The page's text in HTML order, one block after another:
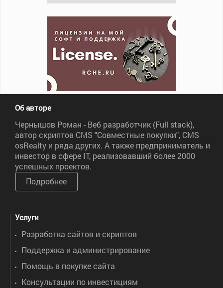
Об авторе
Чернышов Роман - Веб разработчик (Full stack),
автор скриптов CMS "Совместные покупки", CMS
osRealty и ряда других. А также предприниматель и
инвестор в сфере IT, реализовавший более 2000
успешных проектов.
Подробнее
Услуги
Разработка сайтов и скриптов
Поддержка и администрирование
Помощь в покупке сайта
Консультации по инвестициям